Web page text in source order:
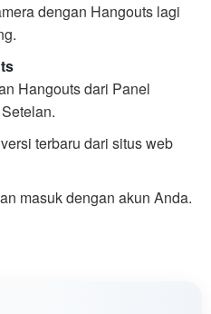
dengan Hangouts lagi
Hangouts dari Panel
terbaru dari situs web
masuk dengan akun Anda.